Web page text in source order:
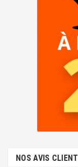
NOS AVIS CLIENT